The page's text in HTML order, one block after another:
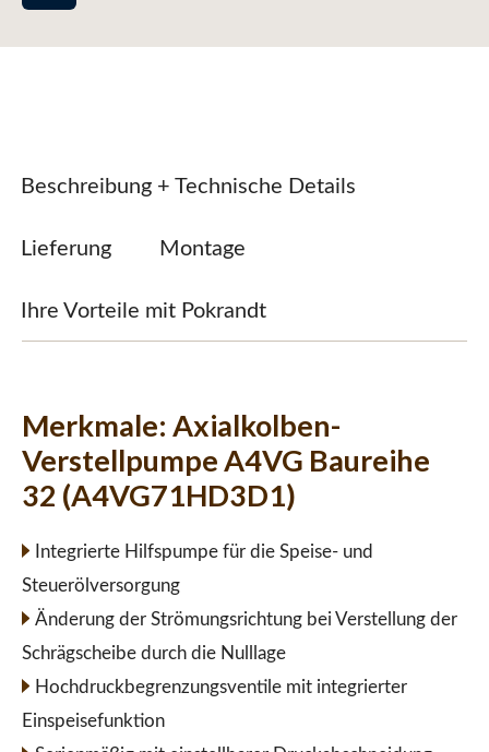
Beschreibung + Technische Details
Lieferung Montage
Ihre Vorteile mit Pokrandt
Merkmale: Axialkolben-
Verstellpumpe A4VG Baureihe
32 (A4VG71HD3D1)
Integrierte Hilfspumpe für die Speise- und
Steuerölversorgung
Änderung der Strömungsrichtung bei Verstellung der
Schrägscheibe durch die Nulllage
Hochdruckbegrenzungsventile mit integrierter
Einspeisefunktion